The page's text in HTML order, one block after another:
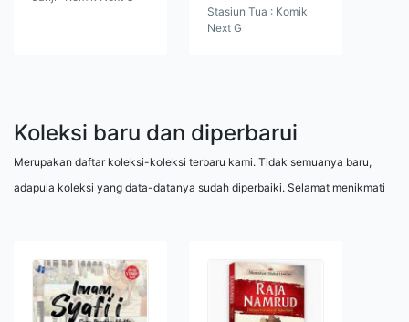
Stasiun Tua : Komik
Next G
Koleksi baru dan diperbarui
Merupakan daftar koleksi-koleksi terbaru kami. Tidak semuanya baru,
adapula koleksi yang data-datanya sudah diperbaiki. Selamat menikmati